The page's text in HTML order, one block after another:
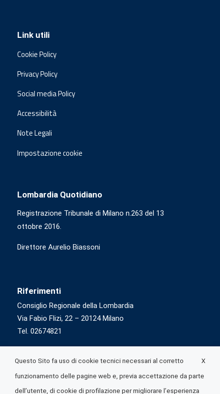
Link utili
Cookie Policy
Privacy Policy
Social media Policy
Accessibilità
Note Legali
Impostazione cookie
Lombardia Quotidiano
Registrazione Tribunale di Milano n.263 del 13
ottobre 2016.
Direttore Aurelio Biassoni
Riferimenti
Consiglio Regionale della Lombardia
Via Fabio Flizi, 22 – 20124 Milano
Tel. 02674821
X
Questo Sito fa uso di cookie tecnici necessari al corretto
funzionamento delle pagine web e, previa accettazione da parte
dell’utente, di cookie di profilazione per migliorare l’esperienza